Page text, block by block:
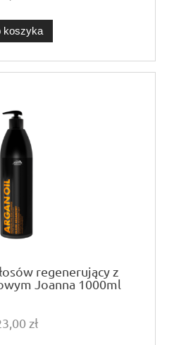
koszyka
regenerujący z
Joanna 1000ml
zł